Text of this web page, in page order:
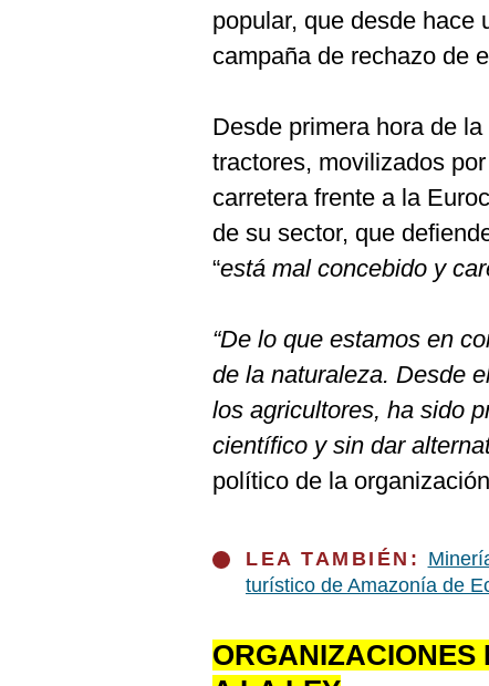
popular, que desde hace
campaña de rechazo de
Desde primera hora de
tractores, movilizados
carretera frente a la
de su sector, que
“está mal concebido y
“De lo que estamos en
de la naturaleza. Desde
los agricultores, ha sido
científico y sin dar
político de la
LEA TAMBIÉN:
turístico de Amazonía de
ORGANIZACIONES